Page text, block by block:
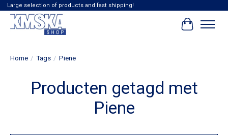
Large selection of products and fast shipping!
Home / Tags / Piene
Producten getagd met
Piene